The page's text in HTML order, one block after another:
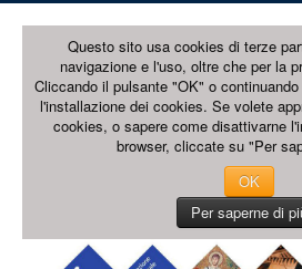
Questo sito usa cookies di terze
navigazione e l'uso, oltre che per la
Cliccando il pulsante "OK" o
l'installazione dei cookies. Se volete
cookies, o sapere come disattivarne
browser, cliccate su "Per
OK
Per saperne di